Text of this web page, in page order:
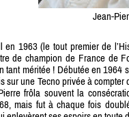
Jean-
en 1963 (le tout premier de
de champion de France de
tant méritée ! Débutée en 1964
sur une Tecno privée à
frôla souvent la
mais fut à chaque fois